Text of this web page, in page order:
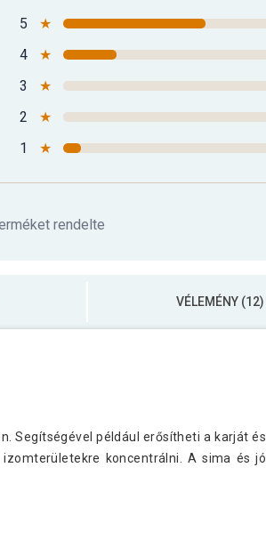
5 ★
4
★
3
★
2
★
1
★
rendelte
VÉLEMÉNY (12)
Segítségével például erősítheti a karját és
koncentrálni. A sima és jó